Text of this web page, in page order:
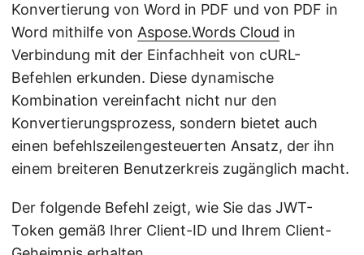
Konvertierung von Word in PDF und von PDF in
Word mithilfe von Aspose.Words Cloud in
Verbindung mit der Einfachheit von cURL-
Befehlen erkunden. Diese dynamische
Kombination vereinfacht nicht nur den
Konvertierungsprozess, sondern bietet auch
einen befehlszeilengesteuerten Ansatz, der ihn
einem breiteren Benutzerkreis zugänglich macht.
Der folgende Befehl zeigt, wie Sie das JWT-
Token gemäß Ihrer Client-ID und Ihrem Client-